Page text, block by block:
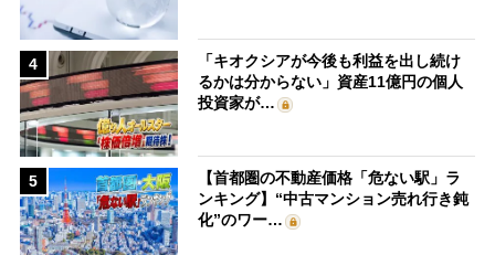
4
「キオクシアが今後も利益を出し続け
るかは分からない」資産11億円の個人
投資家が…
5
【首都圏の不動産価格「危ない駅」ラ
ンキング】“中古マンション売れ行き鈍
化”のワー…